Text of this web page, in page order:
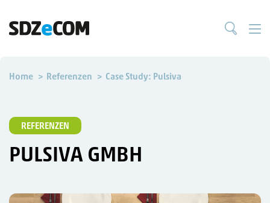
Home Referenzen Case Study: Pulsiva
REFERENZEN
PULSIVA GMBH